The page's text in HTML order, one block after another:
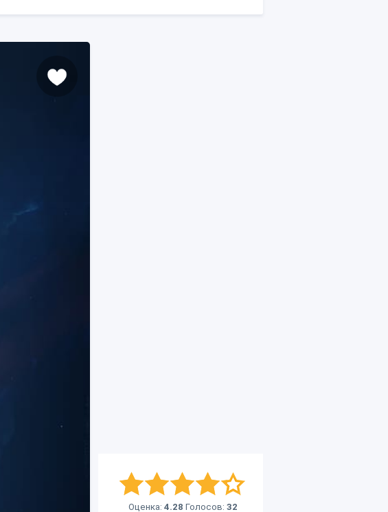
Оценка: 4.28 Голосов: 32